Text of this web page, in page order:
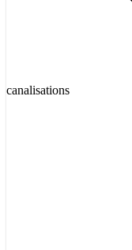
canalisations